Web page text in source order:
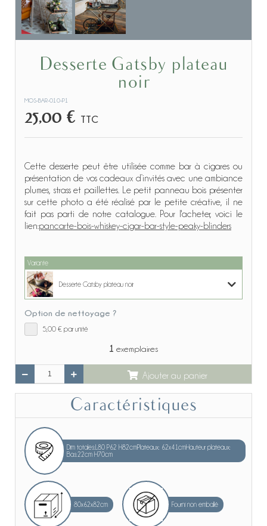
Desserte Gatsby plateau
noir
MOS-BAR-010-P1
25,00 € TTC
Cette desserte peut être utilisée comme bar à cigares ou
présentation de vos cadeaux d’invités avec une ambiance
plumes, strass et paillettes. Le petit panneau bois présenter
sur cette photo a été réalisé par le petite créative, il ne
fait pas parti de notre catalogue. Pour l'acheter, voici le
lien:pancarte-bois-whiskey-cigar-bar-style-peaky-blinders
Variante
Desserte Gatsby plateau noir
Desserte Gatsby plateau noir
Desserte à roulettes Dorée-Acajou
Option de nettoyage ?
5,00 € par unité
1 exemplaires
Ajouter au panier
Caractéristiques
Dim totales:L80 P62 H82cmPlateaux: 62x41cmHauteur plateaux:
Bas:22cm H70cm
80x62x82cm Fourni non emballé